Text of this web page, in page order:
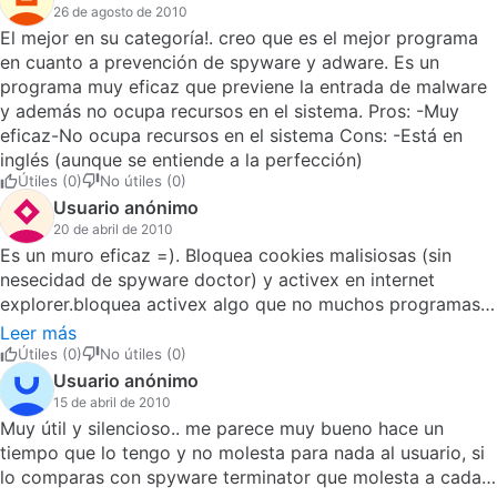
26 de agosto de 2010
El mejor en su categoría!. creo que es el mejor programa
en cuanto a prevención de spyware y adware. Es un
programa muy eficaz que previene la entrada de malware
y además no ocupa recursos en el sistema. Pros: -Muy
eficaz-No ocupa recursos en el sistema Cons: -Está en
inglés (aunque se entiende a la perfección)
Útiles (0) No útiles (0)
Usuario anónimo
20 de abril de 2010
Es un muro eficaz =). Bloquea cookies malisiosas (sin
nesecidad de spyware doctor) y activex en internet
explorer.bloquea activex algo que no muchos programas
hacen si no es que ninguno.Es exelente funciona como
debe, sin problemas ni fallas en el sistema
operativo.eric1_1 ¡¡softonic libre de programas
malintencionados!! exelente se gana &amp;quot;el
cuatruple no&amp;quot; =) Pros: No afecta el rendimiento
del ordenador.No cuesta.No ocupas conocimientos.No
problem.&amp;quot;El cuatruple no&amp;quot; no
Leer más
Útiles (0) No útiles (0)
Usuario anónimo
15 de abril de 2010
Muy útil y silencioso.. me parece muy bueno hace un
tiempo que lo tengo y no molesta para nada al usuario, si
lo comparas con spyware terminator que molesta a cada